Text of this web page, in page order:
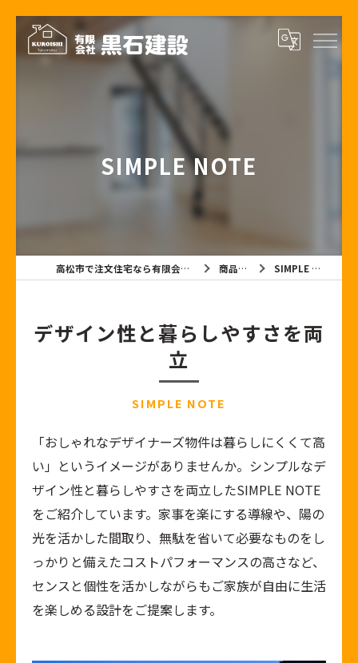
SIMPLE NOTE
高松市で注文住宅なら有限会社黒石建設 商品紹介 SIMPLE NOTE
デザイン性と暮らしやすさを両
立
SIMPLE NOTE
「おしゃれなデザイナーズ物件は暮らしにくくて高
い」というイメージがありませんか。シンプルなデ
ザイン性と暮らしやすさを両立したSIMPLE NOTE
をご紹介しています。家事を楽にする導線や、陽の
光を活かした間取り、無駄を省いて必要なものをし
っかりと備えたコストパフォーマンスの高さなど、
センスと個性を活かしながらもご家族が自由に生活
を楽しめる設計をご提案します。